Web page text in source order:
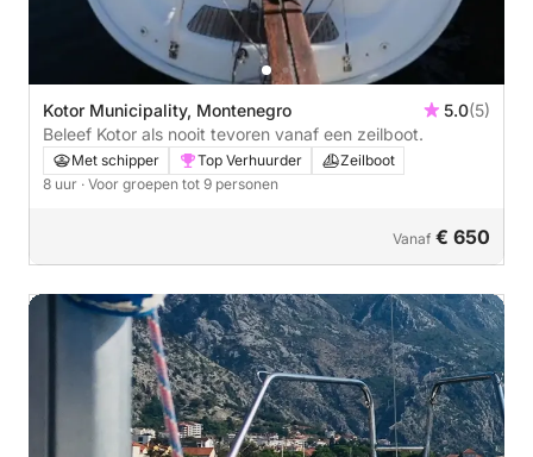
Kotor Municipality, Montenegro 5.0(5)
Beleef Kotor als nooit tevoren vanaf een zeilboot.
Met schipper Top Verhuurder
Zeilboot
8 uur · Voor groepen tot 9 personen
Vanaf € 650